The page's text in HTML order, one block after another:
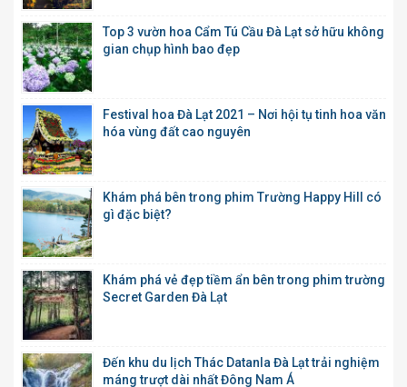
Top 3 vườn hoa Cẩm Tú Cầu Đà Lạt sở hữu không
gian chụp hình bao đẹp
Festival hoa Đà Lạt 2021 – Nơi hội tụ tinh hoa văn
hóa vùng đất cao nguyên
Khám phá bên trong phim Trường Happy Hill có
gì đặc biệt?
Khám phá vẻ đẹp tiềm ẩn bên trong phim trường
Secret Garden Đà Lạt
Đến khu du lịch Thác Datanla Đà Lạt trải nghiệm
máng trượt dài nhất Đông Nam Á